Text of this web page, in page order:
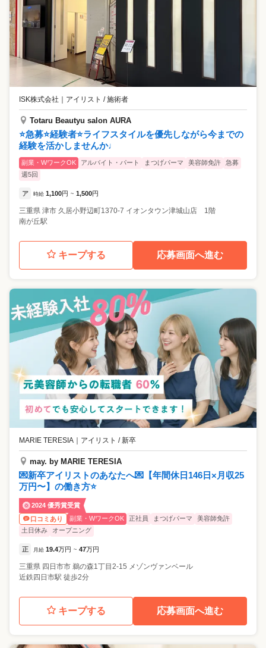
ISK株式会社 ｜ アイリスト / 施術者
Totaru Beautyu salon AURA
⭐️急募⭐️経験者⭐️ライフスタイルを優先しながら今までの
経験を活かしませんか♩
副業・WワークOK アルバイト・パート まつげパーマ 美容師免許
急募
週5回
ア 時給 1,100円 ~ 1,500円
三重県 津市 久居小野辺町1370-7 イオンタウン津城山店 1階
南が丘駅
キープする 応募画面へ進む
MARIE TERESIA アイリスト / 新卒
may. by MARIE TERESIA
💌新卒アイリストのあなたへ💌【年間休日146日×月収25
万円〜】の働き方⭐
2024 優秀賞受賞
口コミあり
副業・WワークOK 正社員 まつげパーマ
美容師免許
土日休み
オープニング
正 月給 19.4万円 ~ 47万円
三重県 四日市市 鵜の森1丁目2-15 メゾンヴァンベール
近鉄四日市駅 徒歩2分
キープする 応募画面へ進む